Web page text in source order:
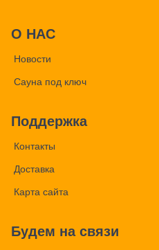
О НАС
Новости
Сауна под ключ
Поддержка
Контакты
Доставка
Карта сайта
Будем на связи